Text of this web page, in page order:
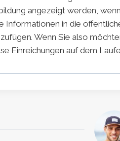
angezeigt werden,
Informationen in die
Wenn Sie also
Einreichungen auf dem